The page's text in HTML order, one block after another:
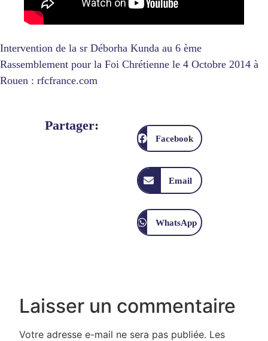
Intervention de la sr Déborha Kunda au 6 ème
Rassemblement pour la Foi Chrétienne le 4 Octobre 2014 à
Rouen : rfcfrance.com
Partager:
Facebook
Email
WhatsApp
Laisser un commentaire
Votre adresse e-mail ne sera pas publiée. Les